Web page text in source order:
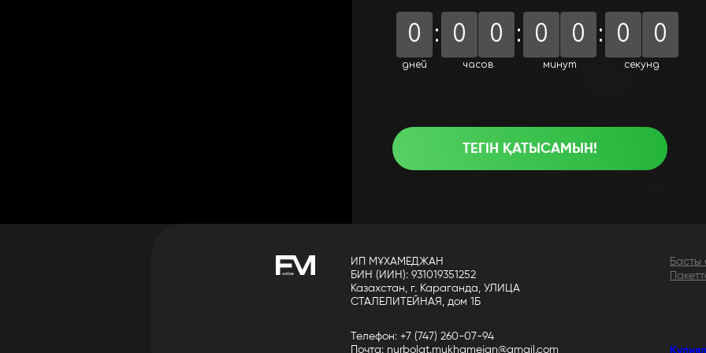
0
дней
: 0 0
часов
: 0 0
минут
: 0 0
секунд
ТЕГІН ҚАТЫСАМЫН!
Телефон: +7 (747) 260-07-94
Почта: nurbolat.mukhamejan@gmail.com
ИП МҰХАМЕДЖАН
БИН (ИИН): 931019351252
Казахстан, г. Караганда, УЛИЦА
СТАЛЕЛИТЕЙНАЯ, дом 1Б
Басты